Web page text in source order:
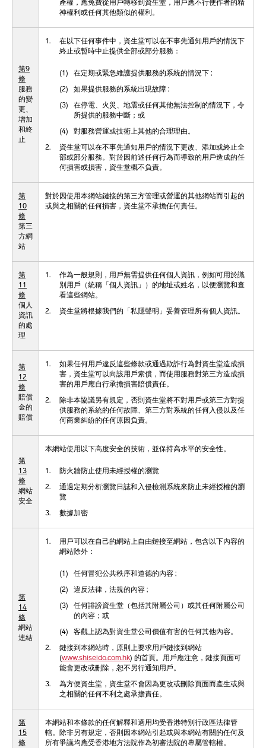
產權，應免費從用戶轉移到資生堂，用戶應不行使作者的精
神權利或任何其他類似的權利。
第9
條
服務
的變
更、
增加
和終
止
1.
在以下任何事件中，資生堂可以在不事先通知用戶的情況下
終止或暫時中止提供全部或部分服務：
(1) 在定期或緊急維護提供服務的系統的情況下 ;
(2) 如果提供服務的系統出現故障 ;
(3)
在停電、火災、地震或任何其他無法控制的情況下，令
所提供的服務中斷；或
(4) 對服務營運或技術上其他的合理理由。
2.
資生堂可以在不事先通知用戶的情況下更改、添加或終止全
部或部分服務。對於因前述任何行為而導致的用戶造成的任
何損害或損害，資生堂概不負責。
第
10
條
第三
方網
站
對於因使用本網站鏈接的第三方管理或營運的其他網站而引起的
或與之相關的任何損害，資生堂不承擔任何責任。
第
11
條
個人
資訊
的處
理
1.
作為一般規則，用戶無需提供任何個人資訊，例如可用於識
別用戶（統稱「個人資訊」）的地址或姓名，以便瀏覽和查
看這些網站。
2. 資生堂將根據我們的「私隱聲明」妥善管理所有個人資訊。
第
12
條
賠償
金的
賠償
1.
如果任何用戶違反這些條款或通過欺詐行為對資生堂造成損
害，資生堂可以向該用戶索償，而使用服務對第三方造成損
害的用戶應自行承擔損害賠償責任。
2.
除非本協議另有規定，否則資生堂將不對用戶或第三方對提
供服務的系統的任何故障、第三方對系統的任何入侵以及任
何商業糾紛的任何原因負責。
第
13
條
網站
安全
本網站使用以下高度安全的技術，並保持高水平的安全性。
1. 防火牆防止使用未經授權的瀏覽
2.
通過定期分析瀏覽日誌和入侵檢測系統來防止未經授權的瀏
覽
3. 數據加密
第
14
條
網站
連結
1.
用戶可以在自己的網站上自由鏈接至網站，包含以下內容的
網站除外：
(1) 任何冒犯公共秩序和道德的內容 ;
(2) 違反法律，法規的內容 ;
(3)
任何誹謗資生堂（包括其附屬公司）或其任何附屬公司
的內容；或
(4) 客觀上認為對資生堂公司價值有害的任何其他內容。
2.
鏈接到本網站時，原則上要求用戶鏈接到網站
(www.shiseido.com.hk) 的首頁。用戶應注意，鏈接頁面可
能會更改或刪除，恕不另行通知用戶。
3.
為方便資生堂，資生堂不會因為更改或刪除頁面而產生或與
之相關的任何不利之處承擔責任。
第
15
條
本網站和本條款的任何解釋和適用均受香港特別行政區法律管
轄。除非另有規定，否則因本網站引起或與本網站有關的任何及
所有爭議均應受香港地方法院作為初審法院的專屬管轄權。